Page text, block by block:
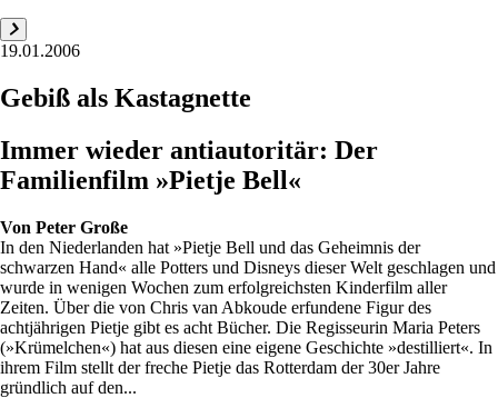
19.01.2006
Gebiß als Kastagnette
Immer wieder antiautoritär: Der
Familienfilm »Pietje Bell«
Von Peter Große
In den Niederlanden hat »Pietje Bell und das Geheimnis der
schwarzen Hand« alle Potters und Disneys dieser Welt geschlagen und
wurde in wenigen Wochen zum erfolgreichsten Kinderfilm aller
Zeiten. Über die von Chris van Abkoude erfundene Figur des
achtjährigen Pietje gibt es acht Bücher. Die Regisseurin Maria Peters
(»Krümelchen«) hat aus diesen eine eigene Geschichte »destilliert«. In
ihrem Film stellt der freche Pietje das Rotterdam der 30er Jahre
gründlich auf den...